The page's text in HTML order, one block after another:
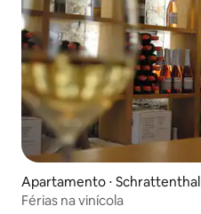
Apartamento ⋅ Schrattenthal
Férias na vinícola